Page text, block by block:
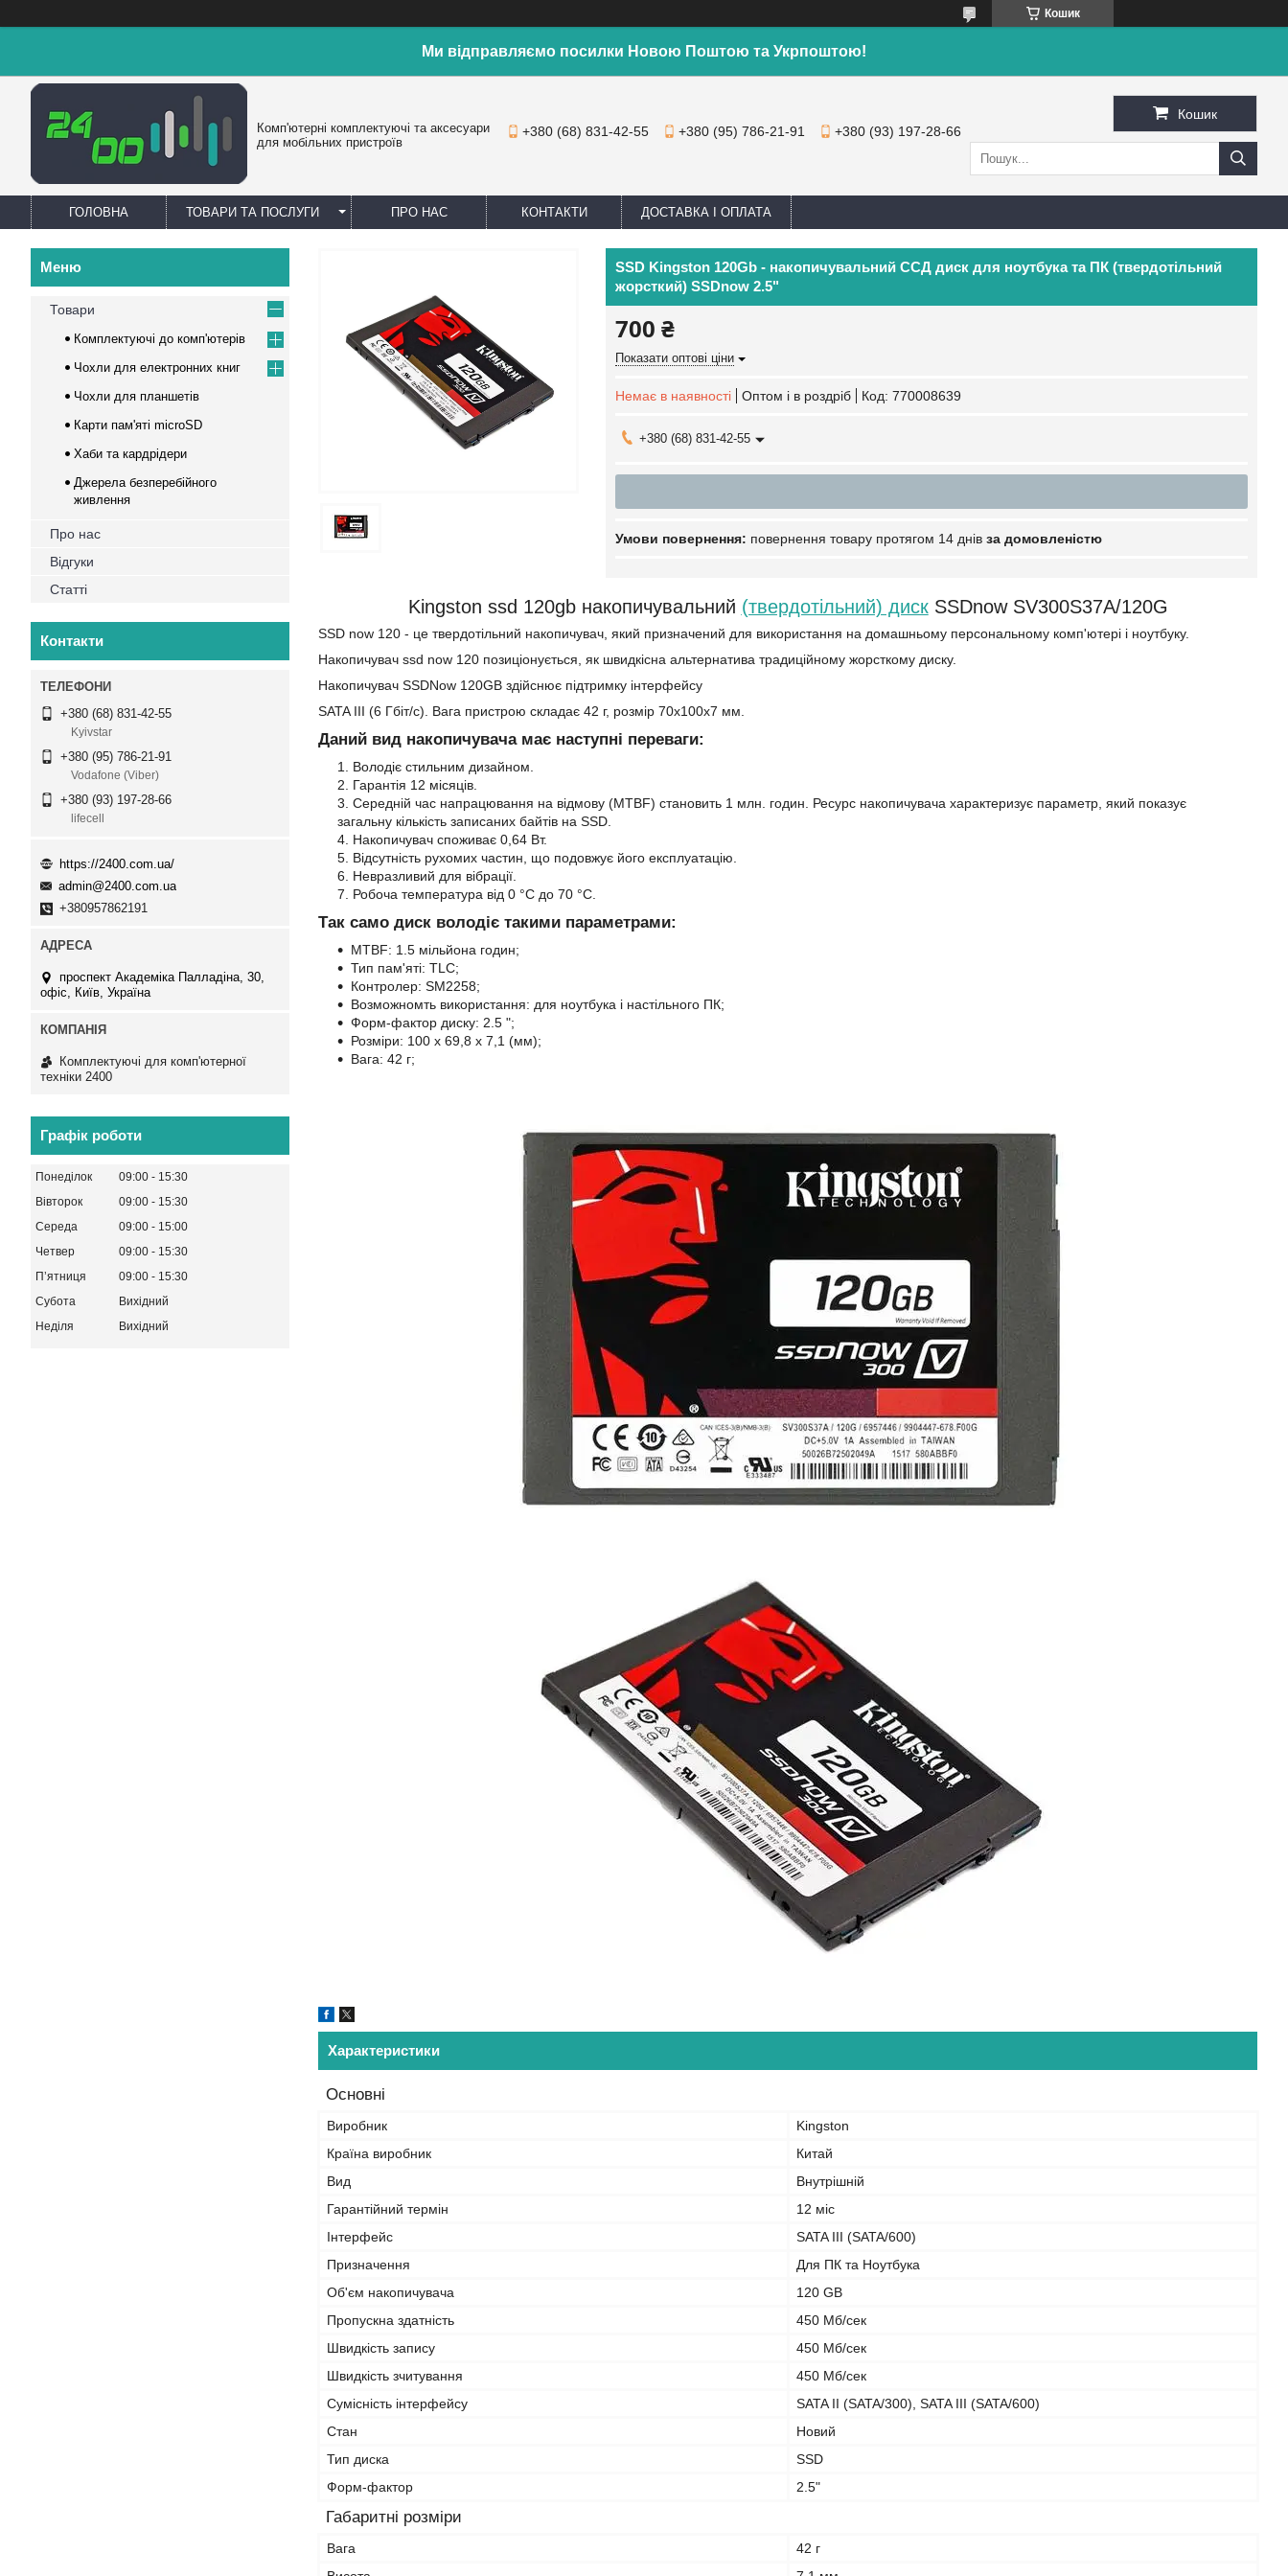
Кошик
Ми відправляємо посилки Новою Поштою та Укрпоштою!
Комп'ютерні комплектуючі та аксесуари
для мобільних пристроїв
+380 (68) 831-42-55 +380 (95) 786-21-91 +380 (93) 197-28-66
Кошик
ГОЛОВНА ТОВАРИ ТА ПОСЛУГИ ПРО НАС КОНТАКТИ ДОСТАВКА І ОПЛАТА
SSD Kingston 120Gb - накопичувальний ССД диск для ноутбука та ПК (твердотільний
жорсткий) SSDnow 2.5"
700 ₴
Показати оптові ціни
Немає в наявності Оптом і в роздріб Код: 770008639
+380 (68) 831-42-55
повернення товару протягом 14 днів за домовленістю
Kingston ssd 120gb накопичувальний (твердотільний) дискSSDnow SV300S37A/120G
SSD now 120 - це твердотільний накопичувач, який призначений для використання на домашньому персональному комп'ютері і ноутбуку.
Накопичувач ssd now 120 позиціонується, як швидкісна альтернатива традиційному жорсткому диску.
Накопичувач SSDNow 120GB здійснює підтримку інтерфейсу
SATA III (6 Гбіт/с). Вага пристрою складає 42 г, розмір 70х100х7 мм.
Даний вид накопичувача має наступні переваги:
Володіє стильним дизайном.
Гарантія 12 місяців.
Середній час напрацювання на відмову (MTBF) становить 1 млн. годин. Ресурс накопичувача характеризує параметр, який показує
загальну кількість записаних байтів на SSD.
Накопичувач споживає 0,64 Вт.
Відсутність рухомих частин, що подовжує його експлуатацію.
Невразливий для вібрації.
Робоча температура від 0 °С до 70 °С.
Так само диск володіє такими параметрами:
MTBF: 1.5 мільйона годин;
Тип пам'яті: TLC;
Контролер: SM2258;
Возможномть використання: для ноутбука і настільного ПК;
Форм-фактор диску: 2.5 ";
Розміри: 100 x 69,8 x 7,1 (мм);
Вага: 42 г;
Характеристики
Основні
Виробник
Kingston
Країна виробник
Китай
Вид
Внутрішній
Гарантійний термін
12 міс
Інтерфейс
SATA III (SATA/600)
Призначення
Для ПК та Ноутбука
Об'єм накопичувача
120 GB
Пропускна здатність
450 Мб/сек
Швидкість запису
450 Мб/сек
Швидкість зчитування
450 Мб/сек
Сумісність інтерфейсу
SATA II (SATA/300), SATA III (SATA/600)
Стан
Новий
Тип диска
SSD
Форм-фактор
2.5"
Габаритні розміри
Вага
42 г
Товари
Комплектуючі до комп'ютерів
Чохли для електронних книг
Чохли для планшетів
Карти пам'яті microSD
Хаби та кардрідери
Джерела безперебійного
живлення
Про нас
Відгуки
Статті
Контакти
+380 (68) 831-42-55
Kyivstar
+380 (95) 786-21-91
Vodafone (Viber)
+380 (93) 197-28-66
lifecell
https://2400.com.ua/
admin@2400.com.ua
+380957862191
проспект Академіка Палладіна, 30,
офіс, Київ, Україна
Комплектуючі для комп'ютерної
техніки 2400
Графік роботи
Понеділок 09:00
15:30
Вівторок
09:00
15:30
Середа
09:00
15:00
Четвер
09:00
15:30
Пʼятниця
09:00
15:30
Субота
Вихідний
Неділя
Вихідний